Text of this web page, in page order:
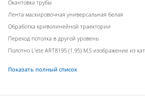
Окантовка трубы
Лента маскировочная универсальная белая
Обработка криволинейной траектории
Переход потолка в другой уровень
Полотно L'ete ART8195 (1.95) M,S изображение из
Показать полный список